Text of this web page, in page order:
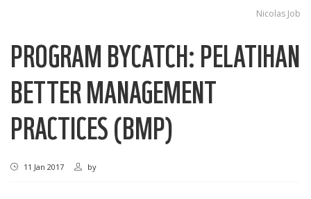
Nicolas Job
PROGRAM BYCATCH: PELATIHAN
BETTER MANAGEMENT
PRACTICES (BMP)
11 Jan 2017 by